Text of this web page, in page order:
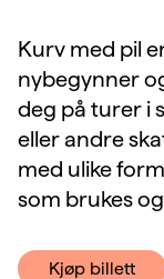
Kurv med pil
nybegynner
deg på turer i
eller andre
med ulike
som brukes
Kjøp billett